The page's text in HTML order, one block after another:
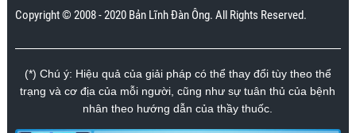
Copyright © 2008 - 2020 Bản Lĩnh Đàn Ông. All Rights Reserved.
(*) Chú ý: Hiệu quả của giải pháp có thể thay đổi tùy theo thể
trạng và cơ địa của mỗi người, cũng như sự tuân thủ của bệnh
nhân theo hướng dẫn của thầy thuốc.